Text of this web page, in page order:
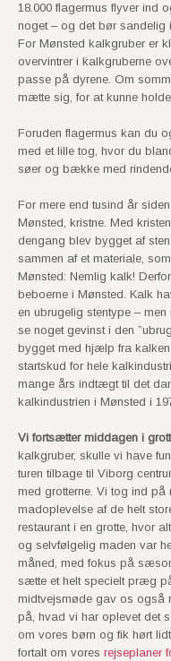
18.000 flagermus flyver ind
noget – og det bør
For Mønsted kalkgruber er
overvintrer i kalkgruberne
passe på dyrene. Om
mætte sig, for at kunne
Foruden flagermus kan du
med et lille tog, hvor du
søer og bække med
For mere end tusind år
Mønsted, kristne. Med
dengang blev bygget af
sammen af et materiale,
Mønsted: Nemlig kalk!
beboerne i Mønsted. Kalk
en ubrugelig stentype –
se noget gevinst i den
bygget med hjælp fra
startskud for hele
mange års indtægt til det
kalkindustrien i Mønsted i
Vi fortsætter middagen i
kalkgruber, skulle vi have
turen tilbage til Viborg
med grotterne. Vi tog ind på
madoplevelse af de helt
restaurant i en grotte, hvor
og selvfølgelig maden var
måned, med fokus på
sætte et helt specielt præg
midtvejsmøde gav os også
på, hvad vi har oplevet det
om vores børn og fik hørt
fortalt om vores rejseplaner